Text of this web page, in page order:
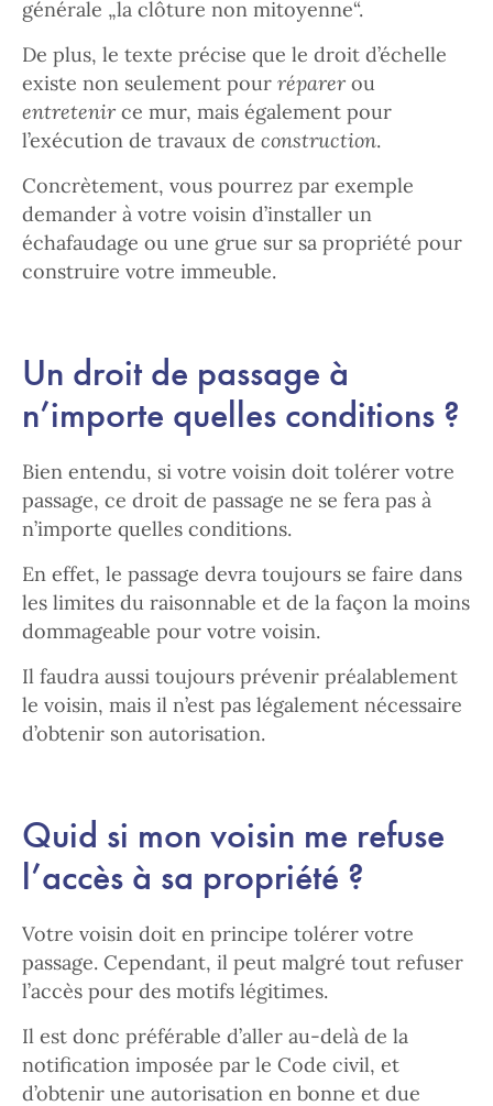
générale „la clôture non mitoyenne“.
De plus, le texte précise que le droit d’échelle
existe non seulement pour réparer ou
entretenir ce mur, mais également pour
l’exécution de travaux de construction.
Concrètement, vous pourrez par exemple
demander à votre voisin d’installer un
échafaudage ou une grue sur sa propriété pour
construire votre immeuble.
Un droit de passage à
n’importe quelles conditions ?
Bien entendu, si votre voisin doit tolérer votre
passage, ce droit de passage ne se fera pas à
n’importe quelles conditions.
En effet, le passage devra toujours se faire dans
les limites du raisonnable et de la façon la moins
dommageable pour votre voisin.
Il faudra aussi toujours prévenir préalablement
le voisin, mais il n’est pas légalement nécessaire
d’obtenir son autorisation.
Quid si mon voisin me refuse
l’accès à sa propriété ?
Votre voisin doit en principe tolérer votre
passage. Cependant, il peut malgré tout refuser
l’accès pour des motifs légitimes.
Il est donc préférable d’aller au-delà de la
notification imposée par le Code civil, et
d’obtenir une autorisation en bonne et due